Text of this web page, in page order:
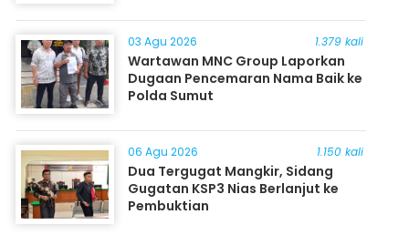
03 Agu 2026 1.379 kali
Wartawan MNC Group Laporkan
Dugaan Pencemaran Nama Baik ke
Polda Sumut
06 Agu 2026 1.150 kali
Dua Tergugat Mangkir, Sidang
Gugatan KSP3 Nias Berlanjut ke
Pembuktian